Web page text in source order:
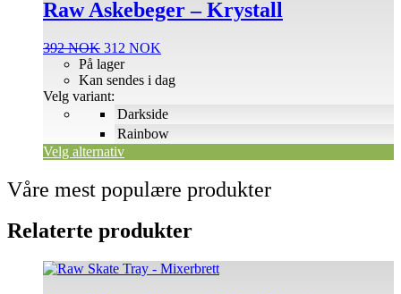
Raw Askebeger – Krystall
392NOK Opprinnelig
pris
var:
392 NOK.
312 NOK
er:
Darkside
Rainbow
På lager
Kan sendes i dag
Velg variant:
Velg alternativ
varianter.
Alternativene
kan
velges
produktsiden
Våre mest populære produkter
Relaterte produkter